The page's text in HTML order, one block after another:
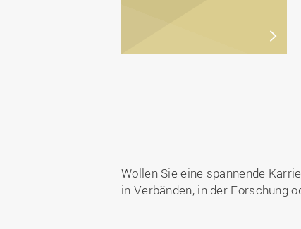
Wollen Sie eine spannende
in Verbänden, in der Forschung